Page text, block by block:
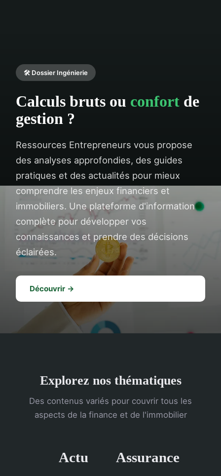
🛠️ Dossier Ingénierie
Calculs bruts ou confort de
gestion ?
Ressources Entrepreneurs vous propose
des analyses approfondies, des guides
pratiques et des actualités pour mieux
comprendre les enjeux financiers et
immobiliers. Une plateforme d'information
complète pour développer vos
connaissances et prendre des décisions
éclairées.
Découvrir →
Explorez nos thématiques
Des contenus variés pour couvrir tous les
aspects de la finance et de l'immobilier
Actu Assurance